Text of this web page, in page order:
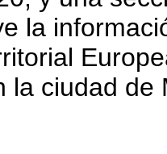
la
la ciudad de